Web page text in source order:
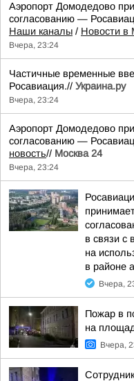
Аэропорт Домодедово
согласованию —
Наши каналы / Новости в
Вчера, 23:24
Частичные временные
Росавиация.// Украина.ру
Вчера, 23:24
Аэропорт Домодедово
согласованию —
новость// Москва 24
Вчера, 23:24
в связи с
на
в районе
Вчера,
Пожар в
на
Вчера,